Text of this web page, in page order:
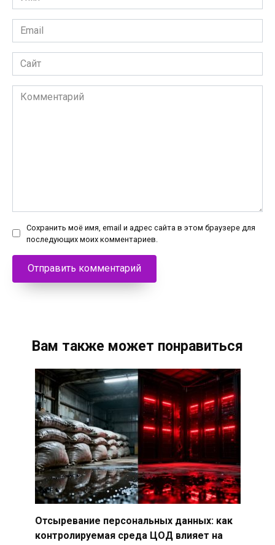
*
Email
*
Сайт
Комментарий
Сохранить моё имя, email и адрес сайта в этом браузере для
последующих моих комментариев.
Вам также может понравиться
Отсыревание персональных данных: как
контролируемая среда ЦОД влияет на